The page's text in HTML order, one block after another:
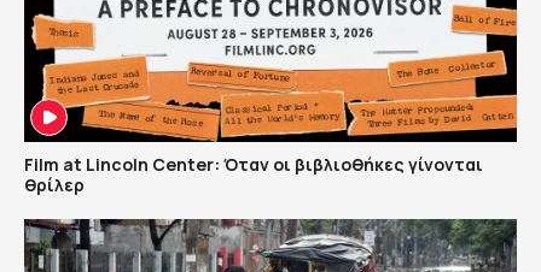
Film at Lincoln Center: Όταν οι βιβλιοθήκες γίνονται
θρίλερ